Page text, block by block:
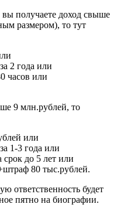
вы получаете доход свыше
размером), то тут
2 года или
часов или
9 млн.рублей, то
или
1-3 года или
до 5 лет или
80 тыс.рублей.
ответственность будет
пятно на биографии.